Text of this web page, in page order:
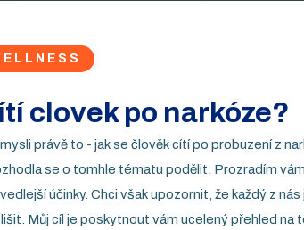
clovek po narkóze?
právě to - jak se člověk cítí po probuzení z
se o tomhle tématu podělit. Prozradím
účinky. Chci však upozornit, že každý z
Můj cíl je poskytnout vám ucelený přehled na